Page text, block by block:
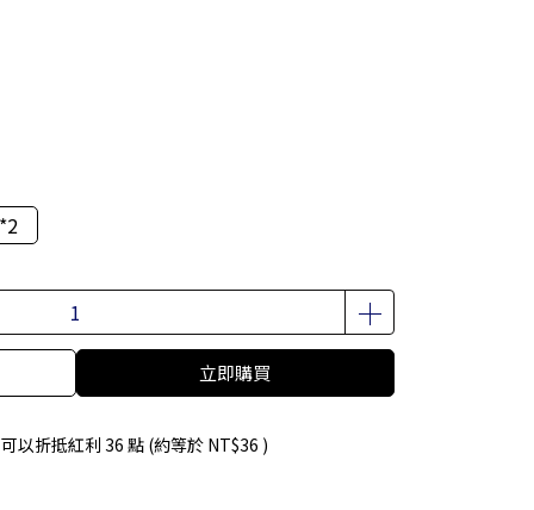
立即購買
以折抵紅利 36 點 (約等於 NT$36 )